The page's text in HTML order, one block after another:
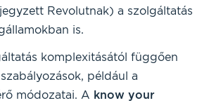
Revolutnak) a szolgáltatás
is.
komplexitásától függően
például a
módozatai. A know your